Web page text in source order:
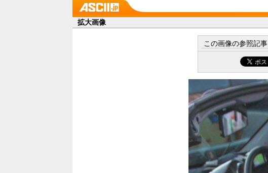
拡大画像
この画像の参照記事